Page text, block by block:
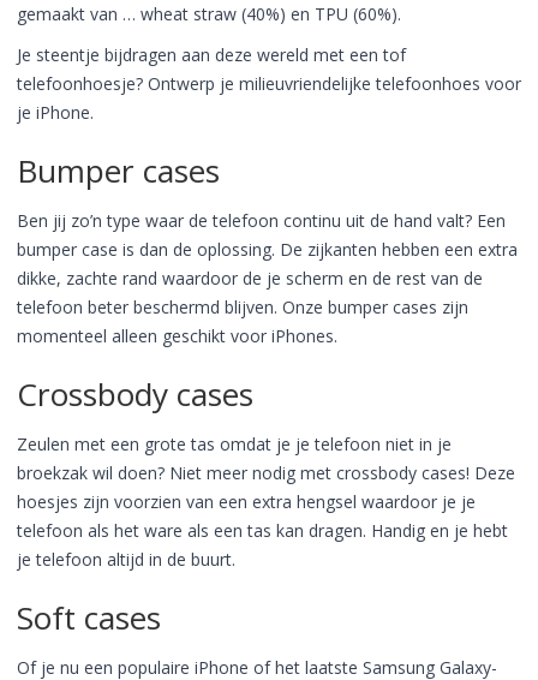
gemaakt van … wheat straw (40%) en TPU (60%).
Je steentje bijdragen aan deze wereld met een tof
telefoonhoesje? Ontwerp je milieuvriendelijke telefoonhoes voor
je iPhone.
Bumper cases
Ben jij zo’n type waar de telefoon continu uit de hand valt? Een
bumper case is dan de oplossing. De zijkanten hebben een extra
dikke, zachte rand waardoor de je scherm en de rest van de
telefoon beter beschermd blijven. Onze bumper cases zijn
momenteel alleen geschikt voor iPhones.
Crossbody cases
Zeulen met een grote tas omdat je je telefoon niet in je
broekzak wil doen? Niet meer nodig met crossbody cases! Deze
hoesjes zijn voorzien van een extra hengsel waardoor je je
telefoon als het ware als een tas kan dragen. Handig en je hebt
je telefoon altijd in de buurt.
Soft cases
Of je nu een populaire iPhone of het laatste Samsung Galaxy-